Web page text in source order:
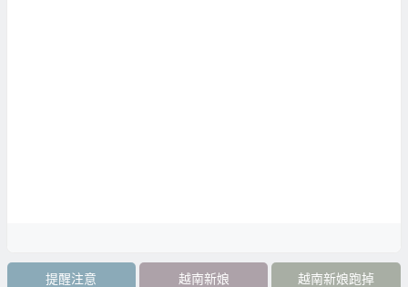
提醒注意 越南新娘 越南新娘跑掉